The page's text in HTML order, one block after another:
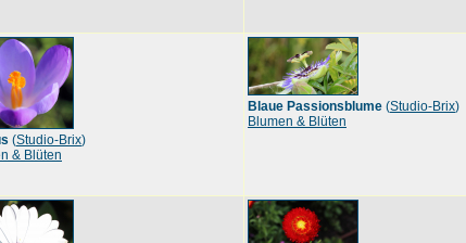
(Studio-Brix)
& Blüten
Blaue Passionsblume (Studio-Brix)
Blumen & Blüten